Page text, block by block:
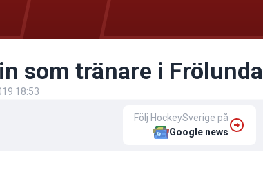
som tränare i Frölunda
18:53
Följ HockeySverige på
Google news